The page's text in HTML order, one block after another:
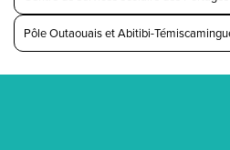
Pôle Outaouais et Abitibi-